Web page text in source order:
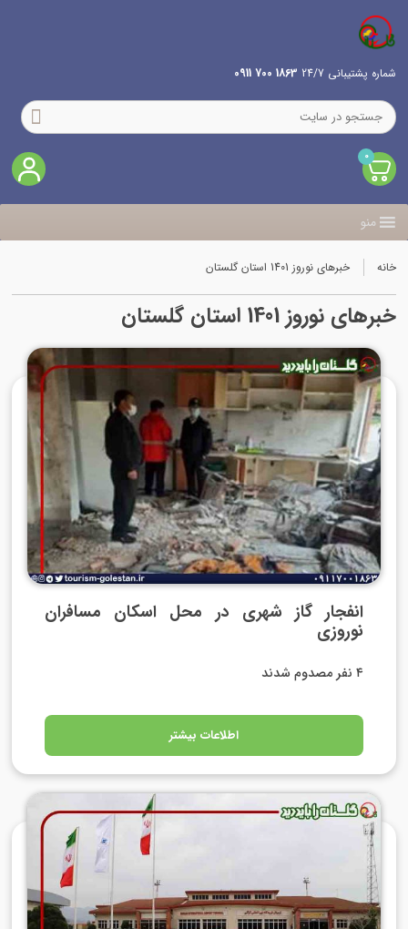
شماره پشتیبانی 24/7 1863 700 0911
0
منو
خانه خبرهای نوروز 1401 استان گلستان
خبرهای نوروز 1401 استان گلستان
انفجار گاز شهری در محل اسکان مسافران
نوروزی
۴ نفر مصدوم شدند
اطلاعات بیشتر